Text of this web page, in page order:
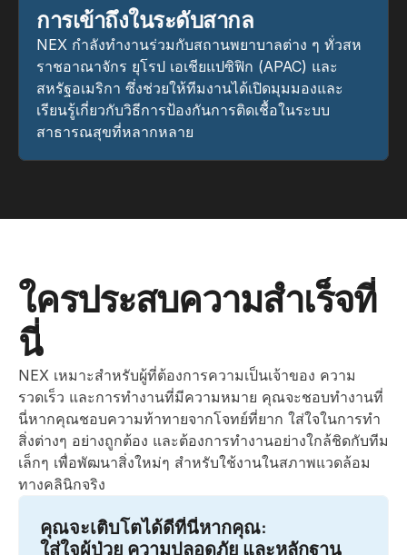
การเข้าถึงในระดับสากล
NEX กำลังทำงานร่วมกับสถานพยาบาลต่าง ๆ ทั่วสห
ราชอาณาจักร ยุโรป เอเชียแปซิฟิก (APAC) และ
สหรัฐอเมริกา ซึ่งช่วยให้ทีมงานได้เปิดมุมมองและ
เรียนรู้เกี่ยวกับวิธีการป้องกันการติดเชื้อในระบบ
สาธารณสุขที่หลากหลาย
ใครประสบความสำเร็จที่
นี่
NEX เหมาะสำหรับผู้ที่ต้องการความเป็นเจ้าของ ความ
รวดเร็ว และการทำงานที่มีความหมาย คุณจะชอบทำงานที่
นี่หากคุณชอบความท้าทายจากโจทย์ที่ยาก ใส่ใจในการทำ
สิ่งต่างๆ อย่างถูกต้อง และต้องการทำงานอย่างใกล้ชิดกับทีม
เล็กๆ เพื่อพัฒนาสิ่งใหม่ๆ สำหรับใช้งานในสภาพแวดล้อม
ทางคลินิกจริง
คุณจะเติบโตได้ดีที่นี่หากคุณ:
ใส่ใจผู้ป่วย ความปลอดภัย และหลักฐาน